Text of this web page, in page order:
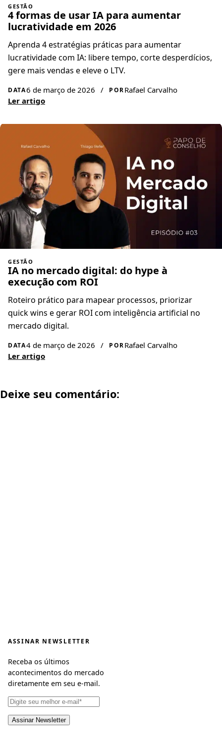
GESTÃO
4 formas de usar IA para aumentar
lucratividade em 2026
Aprenda 4 estratégias práticas para aumentar
lucratividade com IA: libere tempo, corte desperdícios,
gere mais vendas e eleve o LTV.
DATA6 de março de 2026 / PORRafael Carvalho
Ler artigo
GESTÃO
IA no mercado digital: do hype à
execução com ROI
Roteiro prático para mapear processos, priorizar
quick wins e gerar ROI com inteligência artificial no
mercado digital.
DATA4 de março de 2026 / PORRafael Carvalho
Ler artigo
Deixe seu comentário:
ASSINAR NEWSLETTER
Receba os últimos
acontecimentos do mercado
diretamente em seu e-mail.